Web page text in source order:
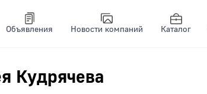
Объявления Новости компаний Каталог
Кудрячева